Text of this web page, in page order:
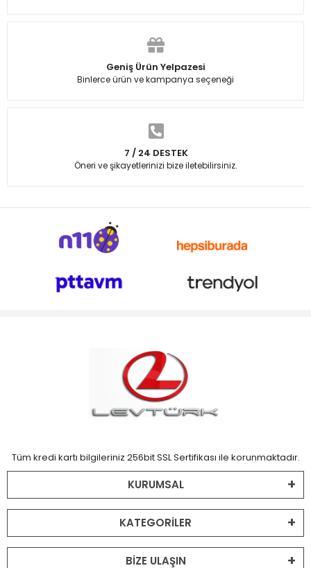
Geniş Ürün Yelpazesi
Binlerce ürün ve kampanya seçeneği
7 / 24 DESTEK
Öneri ve şikayetlerinizi bize iletebilirsiniz.
Tüm kredi kartı bilgileriniz 256bit SSL Sertifikası ile korunmaktadır.
KURUMSAL
KATEGORİLER
BİZE ULAŞIN